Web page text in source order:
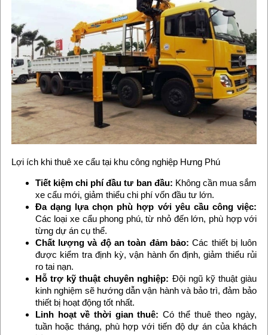
Lợi ích khi thuê xe cẩu tại khu công nghiệp Hưng Phú
Tiết kiệm chi phí đầu tư ban đầu: Không cần mua sắm
xe cẩu mới, giảm thiểu chi phí vốn đầu tư lớn.
Đa dạng lựa chọn phù hợp với yêu cầu công việc:
Các loại xe cẩu phong phú, từ nhỏ đến lớn, phù hợp với
từng dự án cụ thể.
Chất lượng và độ an toàn đảm bảo: Các thiết bị luôn
được kiểm tra định kỳ, vận hành ổn định, giảm thiểu rủi
ro tai nạn.
Hỗ trợ kỹ thuật chuyên nghiệp: Đội ngũ kỹ thuật giàu
kinh nghiệm sẽ hướng dẫn vận hành và bảo trì, đảm bảo
thiết bị hoạt động tốt nhất.
Linh hoạt về thời gian thuê: Có thể thuê theo ngày,
tuần hoặc tháng, phù hợp với tiến độ dự án của khách